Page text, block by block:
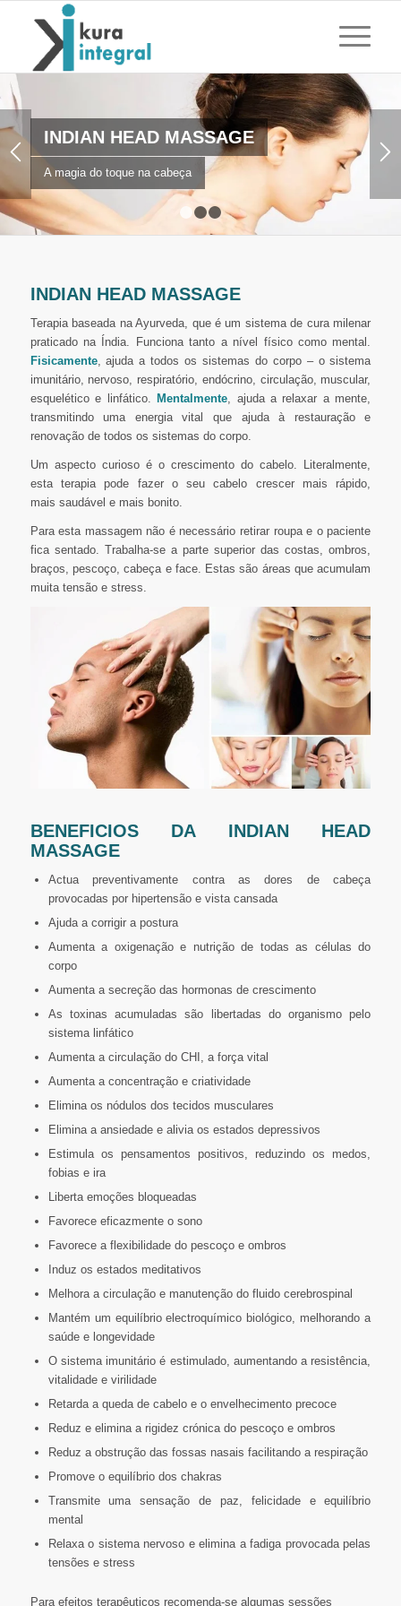
INDIAN HEAD MASSAGE
A magia do toque na cabeça
2 3
INDIAN HEAD MASSAGE
Terapia baseada na Ayurveda, que é um sistema de cura milenar
praticado na Índia. Funciona tanto a nível físico como mental.
Fisicamente, ajuda a todos os sistemas do corpo – o sistema
imunitário, nervoso, respiratório, endócrino, circulação, muscular,
esquelético e linfático. Mentalmente, ajuda a relaxar a mente,
transmitindo uma energia vital que ajuda à restauração e
renovação de todos os sistemas do corpo.
Um aspecto curioso é o crescimento do cabelo. Literalmente,
esta terapia pode fazer o seu cabelo crescer mais rápido,
mais saudável e mais bonito.
Para esta massagem não é necessário retirar roupa e o paciente
fica sentado. Trabalha-se a parte superior das costas, ombros,
braços, pescoço, cabeça e face. Estas são áreas que acumulam
muita tensão e stress.
BENEFICIOS DA INDIAN HEAD
MASSAGE
Actua preventivamente contra as dores de cabeça
provocadas por hipertensão e vista cansada
Ajuda a corrigir a postura
Aumenta a oxigenação e nutrição de todas as células do
corpo
Aumenta a secreção das hormonas de crescimento
As toxinas acumuladas são libertadas do organismo pelo
sistema linfático
Aumenta a circulação do CHI, a força vital
Aumenta a concentração e criatividade
Elimina os nódulos dos tecidos musculares
Elimina a ansiedade e alivia os estados depressivos
Estimula os pensamentos positivos, reduzindo os medos,
fobias e ira
Liberta emoções bloqueadas
Favorece eficazmente o sono
Favorece a flexibilidade do pescoço e ombros
Induz os estados meditativos
Melhora a circulação e manutenção do fluido cerebrospinal
Mantém um equilíbrio electroquímico biológico, melhorando a
saúde e longevidade
O sistema imunitário é estimulado, aumentando a resistência,
vitalidade e virilidade
Retarda a queda de cabelo e o envelhecimento precoce
Reduz e elimina a rigidez crónica do pescoço e ombros
Reduz a obstrução das fossas nasais facilitando a respiração
Promove o equilíbrio dos chakras
Transmite uma sensação de paz, felicidade e equilíbrio
mental
Relaxa o sistema nervoso e elimina a fadiga provocada pelas
tensões e stress
Para efeitos terapêuticos recomenda-se algumas sessões